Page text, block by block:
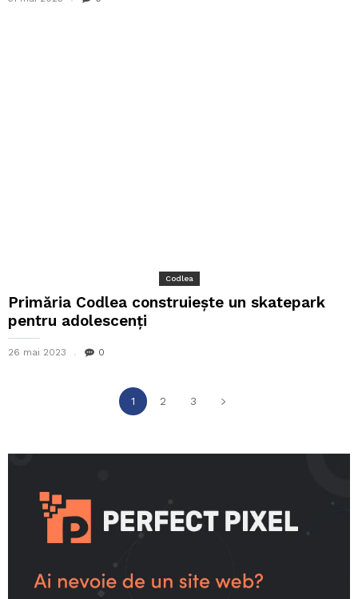
Codlea
Primăria Codlea construiește un skatepark
pentru adolescenți
26 mai 2023 0
1 2 3